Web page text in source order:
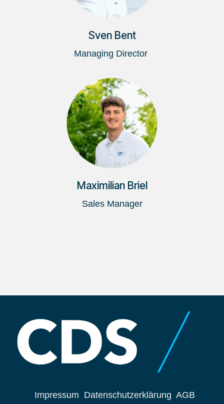
Sven Bent
Managing Director
Maximilian Briel
Sales Manager
Impressum Datenschutzerklärung AGB